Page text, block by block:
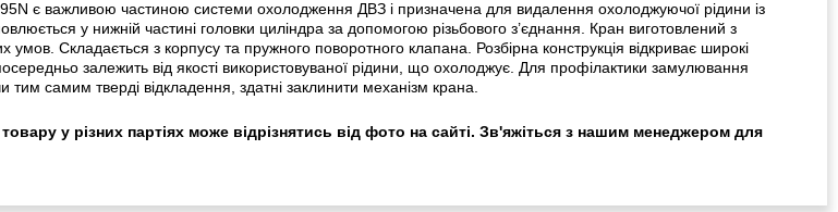
є важливою частиною системи охолодження ДВЗ і призначена для видалення охолоджуючої рідини із
у нижній частині головки циліндра за допомогою різьбового з’єднання. Кран виготовлений з
Складається з корпусу та пружного поворотного клапана. Розбірна конструкція відкриває широкі
залежить від якості використовуваної рідини, що охолоджує. Для профілактики замулювання
самим тверді відкладення, здатні заклинити механізм крана.
у різних партіях може відрізнятись від фото на сайті. Зв'яжіться з нашим менеджером для